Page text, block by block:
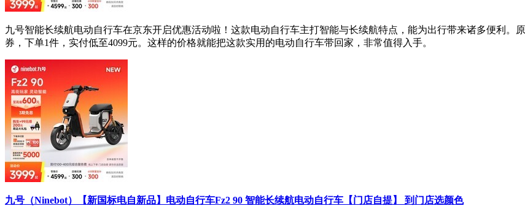
九号智能长续航电动自行车在京东开启优惠活动啦！这款电动自行车主打智能与长续航特点，能为出行带来诸多便利。
券，下单1件，实付低至4099元。这样的价格就能把这款实用的电动自行车带回家，非常值得入手。
九号（Ninebot）【新国标电自新品】电动自行车Fz2 90 智能长续航电动自行车【门店自提】 到门店选颜色